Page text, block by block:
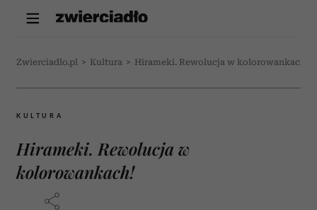
Zwierciadlo.pl > Kultura > Hirameki. Rewolucja w kolorowankach!
KULTURA
Hirameki. Rewolucja w
kolorowankach!